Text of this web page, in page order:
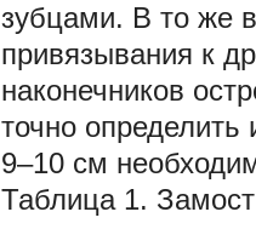
зубцами. В то же
привязывания к
наконечников
точно определить
9–10 см
Таблица 1.